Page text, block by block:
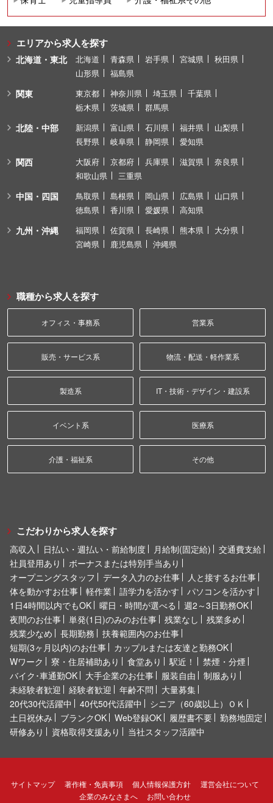
エリアから求人を探す
北海道・東北 北海道 青森県 岩手県 宮城県
秋田県
山形県
福島県
関東 東京都 神奈川県 埼玉県
千葉県
栃木県
茨城県 群馬県
北陸・中部 新潟県 富山県 石川県 福井県
山梨県
長野県
岐阜県 静岡県 愛知県
関西 大阪府 京都府 兵庫県 滋賀県
奈良県
和歌山県
三重県
中国・四国 鳥取県 島根県 岡山県 広島県
山口県
徳島県
香川県 愛媛県 高知県
九州・沖縄 福岡県 佐賀県 長崎県 熊本県
大分県
宮崎県
鹿児島県 沖縄県
職種から求人を探す
オフィス・事務系 営業系
販売・サービス系 物流・配送・軽作業系
製造系 IT・技術・デザイン・建設系
イベント系 医療系
介護・福祉系 その他
こだわりから求人を探す
高収入 日払い・週払い・前給制度 月給制(固定給)
交通費支給
社員登用あり
ボーナスまたは特別手当あり
オープニングスタッフ
データ入力のお仕事
人と接するお仕事
体を動かすお仕事
軽作業 語学力を活かす
パソコンを活かす
1日4時間以内でもOK
曜日・時間が選べる
週2～3日勤務OK
夜間のお仕事
単発(1日)のみのお仕事 残業なし
残業多め
残業少なめ
長期勤務
扶養範囲内のお仕事
短期(3ヶ月以内)のお仕事
カップルまたは友達と勤務OK
Wワーク
寮・住居補助あり 食堂あり 駅近！
禁煙・分煙
バイク･車通勤OK
大手企業のお仕事 服装自由
制服あり
未経験者歓迎
経験者歓迎 年齢不問
大量募集
20代30代活躍中
40代50代活躍中
シニア（60歳以上）ＯＫ
土日祝休み
ブランクOK Web登録OK 履歴書不要
勤務地固定
研修あり
資格取得支援あり 当社スタッフ活躍中
サイトマップ 著作権・免責事項 個人情報保護方針
運営会社について
企業のみなさまへ
お問い合わせ